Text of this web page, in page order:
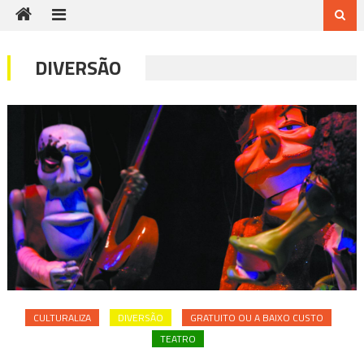
DIVERSÃO
CULTURALIZA DIVERSÃO
GRATUITO OU A BAIXO CUSTO
TEATRO